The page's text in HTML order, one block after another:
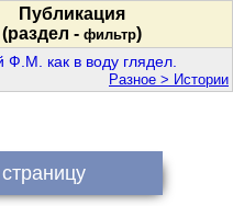
Публикация
(раздел - фильтр)
Ф.М. как в воду глядел.
Разное > Истории